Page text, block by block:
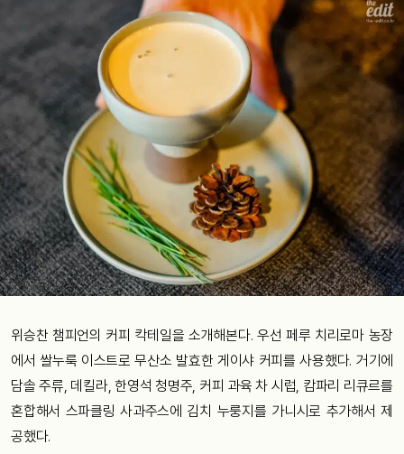
위승찬 챔피언의 커피 칵테일을 소개해본다. 우선 페루 치리로마 농장
에서 쌀누룩 이스트로 무산소 발효한 게이샤 커피를 사용했다. 거기에
담솔 주류, 데킬라, 한영석 청명주, 커피 과육 차 시럽, 캄파리 리큐르를
혼합해서 스파클링 사과주스에 김치 누룽지를 가니시로 추가해서 제
공했다.